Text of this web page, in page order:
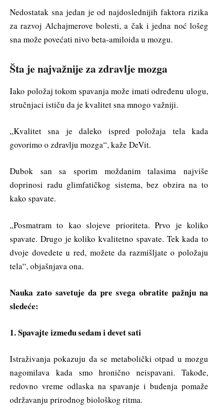
Nedostatak sna jedan je od najdoslednijih faktora rizika
za razvoj Alchajmerove bolesti, a čak i jedna noć lošeg
sna može povećati nivo beta-amiloida u mozgu.
Šta je najvažnije za zdravlje mozga
Iako položaj tokom spavanja može imati određenu ulogu,
stručnjaci ističu da je kvalitet sna mnogo važniji.
„Kvalitet sna je daleko ispred položaja tela kada
govorimo o zdravlju mozga“, kaže DeVit.
Dubok san sa sporim moždanim talasima najviše
doprinosi radu glimfatičkog sistema, bez obzira na to
kako spavate.
„Posmatram to kao slojeve prioriteta. Prvo je koliko
spavate. Drugo je koliko kvalitetno spavate. Tek kada to
dvoje dovedete u red, možete da razmišljate o položaju
tela“, objašnjava ona.
Nauka zato savetuje da pre svega obratite pažnju na
sledeće:
1. Spavajte između sedam i devet sati
Istraživanja pokazuju da se metabolički otpad u mozgu
nagomilava kada smo hronično neispavani. Takođe,
redovno vreme odlaska na spavanje i buđenja pomaže
održavanju prirodnog biološkog ritma.